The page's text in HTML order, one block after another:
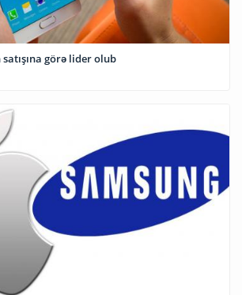
görə lider olub